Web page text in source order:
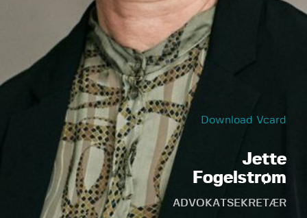
Download Vcard
Jette
Fogelstrøm
ADVOKATSEKRETÆR